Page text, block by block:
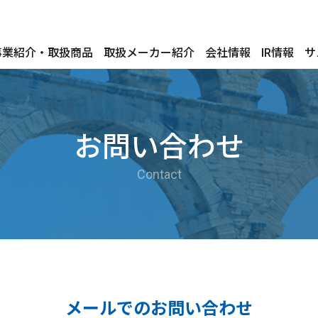
紹介・取扱商品 取扱メーカー紹介 会社情報 IR情報
お問い合わせ
Contact
メールでのお問い合わせ